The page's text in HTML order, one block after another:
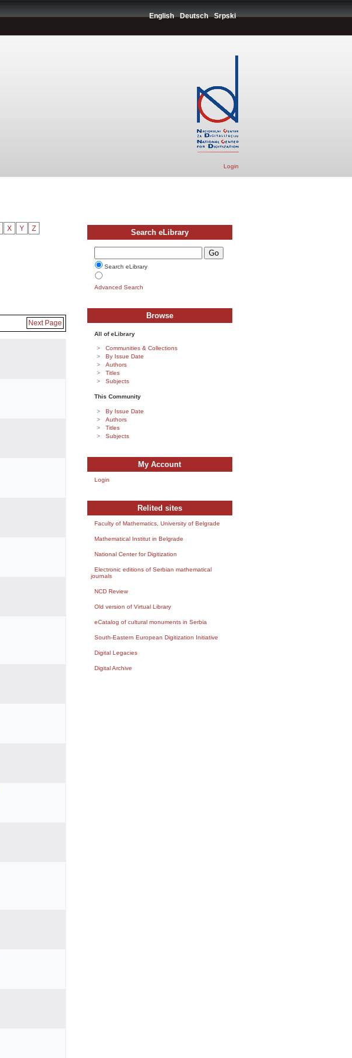
English Deutsch Srpski
Login
X Y Z
Next Page
Search eLibrary
Search eLibrary
Advanced Search
Browse
All of eLibrary
Communities & Collections
By Issue Date
Authors
Titles
Subjects
This Community
By Issue Date
Authors
Titles
Subjects
My Account
Login
Relited sites
Faculty of Mathematics, University of Belgrade
Mathematical Institut in Belgrade
National Center for Digitization
Electronic editions of Serbian mathematical
journals
NCD Review
Old version of Virtual Library
eCatalog of cultural monuments in Serbia
South-Eastern European Digitization Initiative
Digital Legacies
Digital Archive